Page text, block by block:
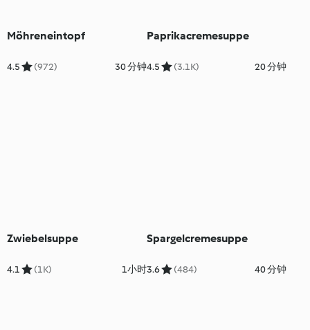
Möhreneintopf
4.5 (972) 30 分钟
Paprikacremesuppe
4.5 (3.1K) 20 分钟
Zwiebelsuppe
4.1 (1K) 1小时
Spargelcremesuppe
3.6 (484) 40 分钟